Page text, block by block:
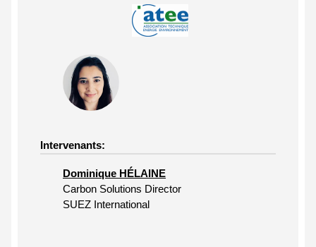
Intervenants:
Dominique HÉLAINE
Carbon Solutions Director
SUEZ International